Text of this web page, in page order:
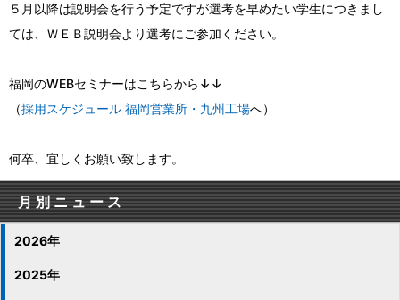
５月以降は説明会を行う予定ですが選考を早めたい学生につきまし
ては、ＷＥＢ説明会より選考にご参加ください。
福岡のWEBセミナーはこちらから↓↓
（採用スケジュール 福岡営業所・九州工場へ）
何卒、宜しくお願い致します。
月別ニュース
2026年
2025年